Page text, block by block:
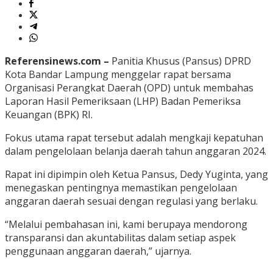
Referensinews.com – Panitia Khusus (Pansus) DPRD
Kota Bandar Lampung menggelar rapat bersama
Organisasi Perangkat Daerah (OPD) untuk membahas
Laporan Hasil Pemeriksaan (LHP) Badan Pemeriksa
Keuangan (BPK) RI.
Fokus utama rapat tersebut adalah mengkaji kepatuhan
dalam pengelolaan belanja daerah tahun anggaran 2024.
Rapat ini dipimpin oleh Ketua Pansus, Dedy Yuginta, yang
menegaskan pentingnya memastikan pengelolaan
anggaran daerah sesuai dengan regulasi yang berlaku.
“Melalui pembahasan ini, kami berupaya mendorong
transparansi dan akuntabilitas dalam setiap aspek
penggunaan anggaran daerah,” ujarnya.